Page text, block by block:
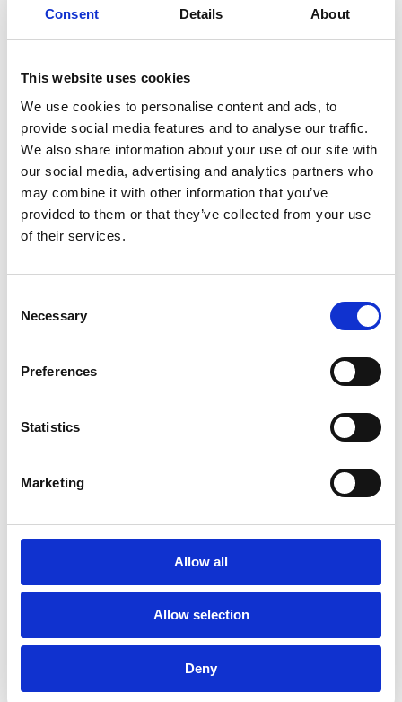
Consent Details About
This website uses cookies
We use cookies to personalise content and ads, to
provide social media features and to analyse our traffic.
We also share information about your use of our site with
our social media, advertising and analytics partners who
may combine it with other information that you’ve
provided to them or that they’ve collected from your use
of their services.
Selection
Necessary
Preferences
Statistics
Marketing
Allow all
Allow selection
Deny
le domaine du cloud, découvrez
fiable à tous les niveaux.
PROTÉGEZ VOS DONNÉES DÈS
MAINTENANT
AUTOMATISEZ VOS TÂCHES RÉPÉTITIVES